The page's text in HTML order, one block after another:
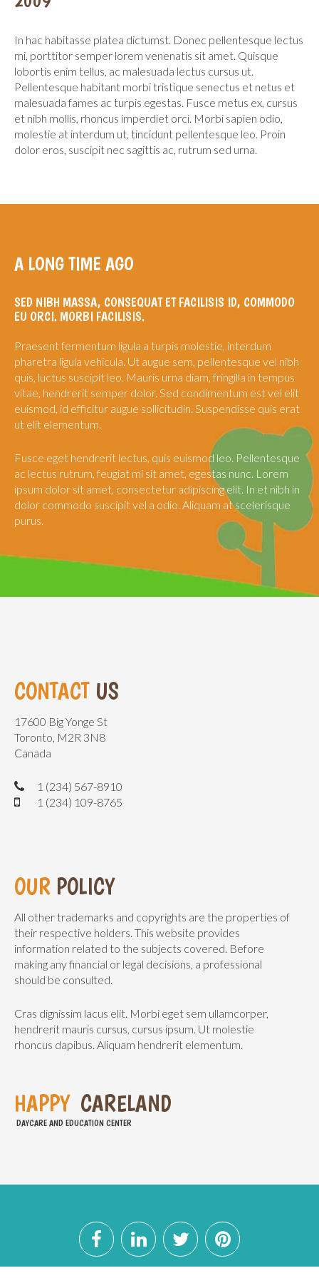
Contacts
In hac habitasse platea dictumst. Donec pellentesque lectus
mi, porttitor semper lorem venenatis sit amet. Quisque
lobortis enim tellus, ac malesuada lectus cursus ut.
Pellentesque habitant morbi tristique senectus et netus et
malesuada fames ac turpis egestas. Fusce metus ex, cursus
et nibh mollis, rhoncus imperdiet orci. Morbi sapien odio,
molestie at interdum ut, tincidunt pellentesque leo. Proin
dolor eros, suscipit nec sagittis ac, rutrum sed urna.
A LONGTIMEAGO
SED NIBH MASSA, CONSEQUAT ET FACILISIS ID, COMMODO
EU ORCI. MORBI FACILISIS.
Praesent fermentum ligula a turpis molestie, interdum
pharetra ligula vehicula. Ut augue sem, pellentesque vel nibh
quis, luctus suscipit leo. Mauris urna diam, fringilla in tempus
vitae, hendrerit semper dolor. Sed condimentum est vel elit
euismod, id efficitur augue sollicitudin. Suspendisse quis erat
ut elit elementum.
Fusce eget hendrerit lectus, quis euismod leo. Pellentesque
ac lectus rutrum, feugiat mi sit amet, egestas nunc. Lorem
ipsum dolor sit amet, consectetur adipiscing elit. In et nibh in
dolor commodo suscipit vel a odio. Aliquam at scelerisque
purus.
CONTACT US
17600 Big Yonge St
Toronto, M2R 3N8
Canada
1 (234) 567-8910
1 (234) 109-8765
OUR POLICY
All other trademarks and copyrights are the properties of
their respective holders. This website provides
information related to the subjects covered. Before
making any financial or legal decisions, a professional
should be consulted.
Cras dignissim lacus elit. Morbi eget sem ullamcorper,
hendrerit mauris cursus, cursus ipsum. Ut molestie
rhoncus dapibus. Aliquam hendrerit elementum.
HAPPY CARELAND
DAYCARE AND EDUCATION CENTER